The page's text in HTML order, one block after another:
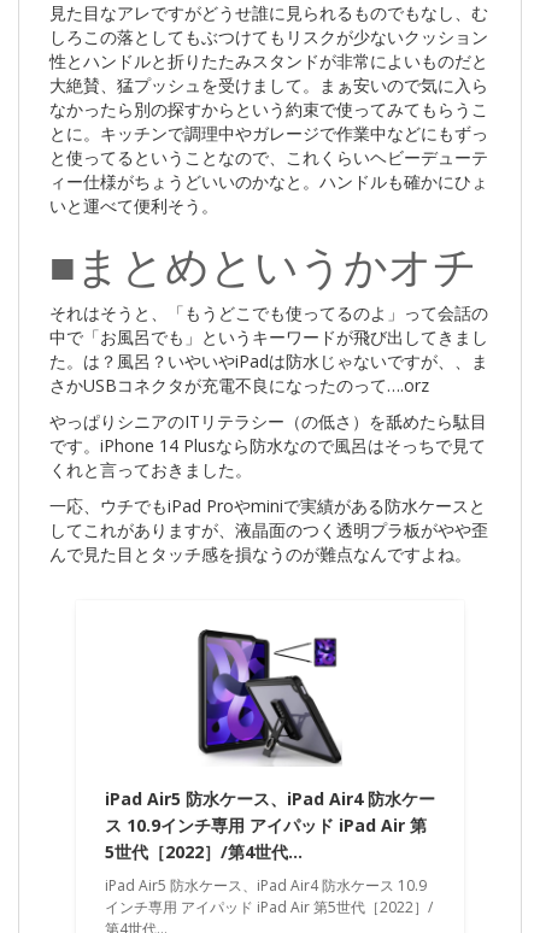
見た目なアレですがどうせ誰に見られるものでもなし、む
しろこの落としてもぶつけてもリスクが少ないクッション
性とハンドルと折りたたみスタンドが非常によいものだと
大絶賛、猛プッシュを受けまして。まぁ安いので気に入ら
なかったら別の探すからという約束で使ってみてもらうこ
とに。キッチンで調理中やガレージで作業中などにもずっ
と使ってるということなので、これくらいヘビーデューテ
ィー仕様がちょうどいいのかなと。ハンドルも確かにひょ
いと運べて便利そう。
■まとめというかオチ
それはそうと、「もうどこでも使ってるのよ」って会話の
中で「お風呂でも」というキーワードが飛び出してきまし
た。は？風呂？いやいやiPadは防水じゃないですが、、ま
さかUSBコネクタが充電不良になったのって….orz
やっぱりシニアのITリテラシー（の低さ）を舐めたら駄目
です。iPhone 14 Plusなら防水なので風呂はそっちで見て
くれと言っておきました。
一応、ウチでもiPad Proやminiで実績がある防水ケースと
してこれがありますが、液晶面のつく透明プラ板がやや歪
んで見た目とタッチ感を損なうのが難点なんですよね。
iPad Air5 防水ケース、iPad Air4 防水ケー
ス 10.9インチ専用 アイパッド iPad Air 第
5世代［2022］/第4世代…
iPad Air5 防水ケース、iPad Air4 防水ケース 10.9
インチ専用 アイパッド iPad Air 第5世代［2022］/